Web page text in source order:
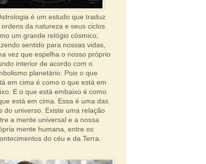
é um estudo que traduz
ordens da natureza e seus ciclos
um grande relógio cósmico,
sentido para nossas vidas,
vez que espelha o nosso próprio
interior de acordo com o
planetário. Pois o que
em cima é como o que está em
E o que está embaixo é como
está em cima. Essa é uma das
do universo. Existe uma relação
a mente universal e a nossa
mente humana, entre os
do céu e da Terra.